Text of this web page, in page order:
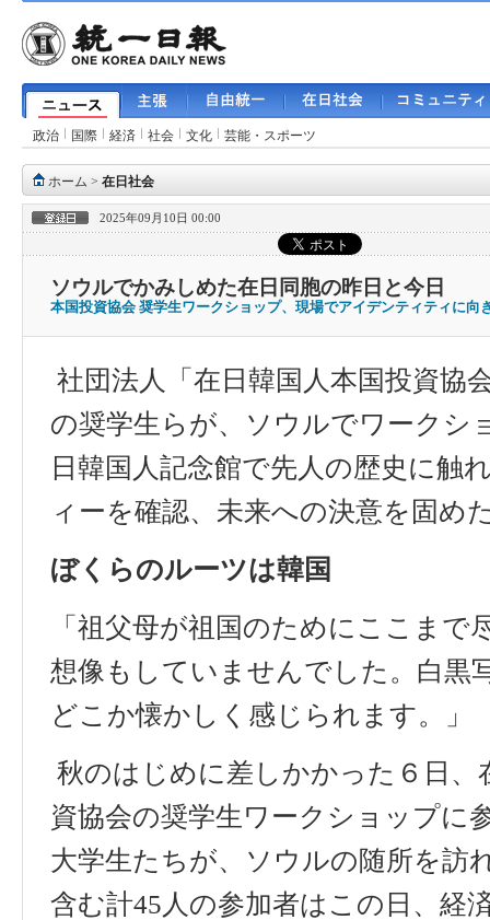
政治 国際 経済 社会 文化 芸能・スポーツ
ホーム > 在日社会
2025年09月10日 00:00
ソウルでかみしめた在日同胞の昨日と今日
本国投資協会 奨学生ワークショップ、現場でアイデンティティに向
社 団法人「在日韓 国 人本 国投資協
の奨学生らが、ソウルでワ ークシ
日韓 国 人記念館で先人の歴史に触
ィ ーを確認、未来への決意を固め
ぼくらのルーツは韓国
「祖父母が祖国のためにここまで
想像もしていませんでした。白黒
どこか懐かしく感じられます。」
秋のはじめに差しかかった６日、
資協会の奨学生ワークショップに
大学生たちが、ソウルの随所を訪
含む計45 人の参加者はこの日、経